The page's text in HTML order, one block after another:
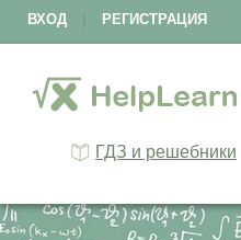
ВХОД РЕГИСТРАЦИЯ
ГДЗ и решебники